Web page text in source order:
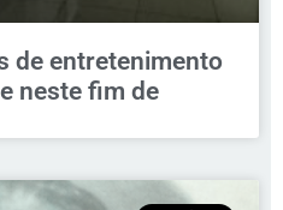
de entretenimento
neste fim de